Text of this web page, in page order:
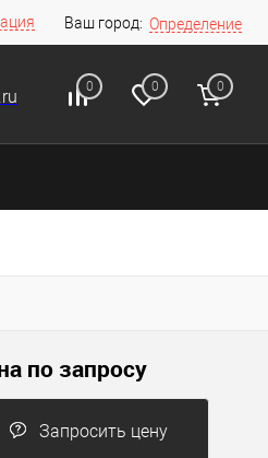
Ваш город: Определение
0 0 0
по запросу
Запросить цену